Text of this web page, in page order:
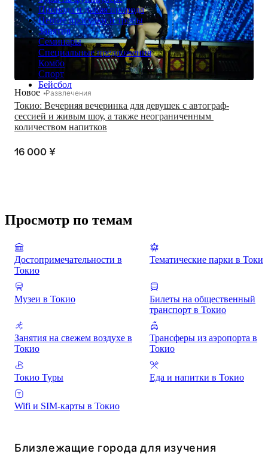
Природа и дикая природа
Пешие прогулки и тропы
Занятия
Семинары
Специальные предложения
Комбо
Спорт
Бейсбол
Токио: Вечерняя вечеринка для девушек с автограф-
сессией и живым шоу, а также неограниченным
количеством напитков
Новое Развлечения
16 000 ¥
Просмотр по темам
Достопримечательности в
Токио
Тематические парки в Токио
Музеи в Токио
Билеты на общественный
транспорт в Токио
Занятия на свежем воздухе в
Токио
Трансферы из аэропорта в
Токио
Токио Туры Еда и напитки в Токио
Wifi и SIM-карты в Токио
Близлежащие города для изучения